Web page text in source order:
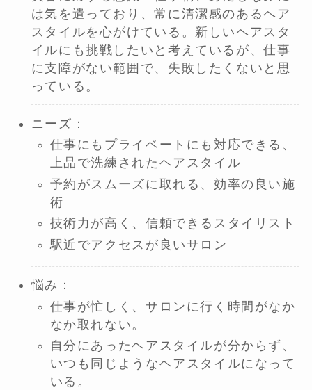
は気を遣っており、常に清潔感のあるヘア
スタイルを心がけている。新しいヘアスタ
イルにも挑戦したいと考えているが、仕事
に支障がない範囲で、失敗したくないと思
っている。
ニーズ：
仕事にもプライベートにも対応できる、
上品で洗練されたヘアスタイル
予約がスムーズに取れる、効率の良い施
術
技術力が高く、信頼できるスタイリスト
駅近でアクセスが良いサロン
悩み：
仕事が忙しく、サロンに行く時間がなか
なか取れない。
自分にあったヘアスタイルが分からず、
いつも同じようなヘアスタイルになって
いる。